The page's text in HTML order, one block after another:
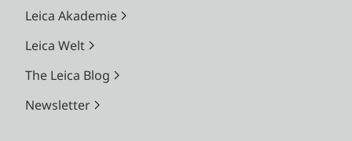
Leica Akademie
Leica Welt
The Leica Blog
Newsletter